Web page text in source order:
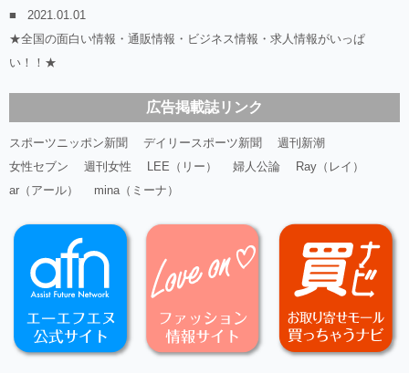
2021.01.01
★全国の面白い情報・通販情報・ビジネス情報・求人情報がいっぱ
い！！★
広告掲載誌リンク
スポーツニッポン新聞 デイリースポーツ新聞
週刊新潮
女性セブン
週刊女性 LEE（リー） 婦人公論
Ray（レイ）
ar（アール）
mina（ミーナ）